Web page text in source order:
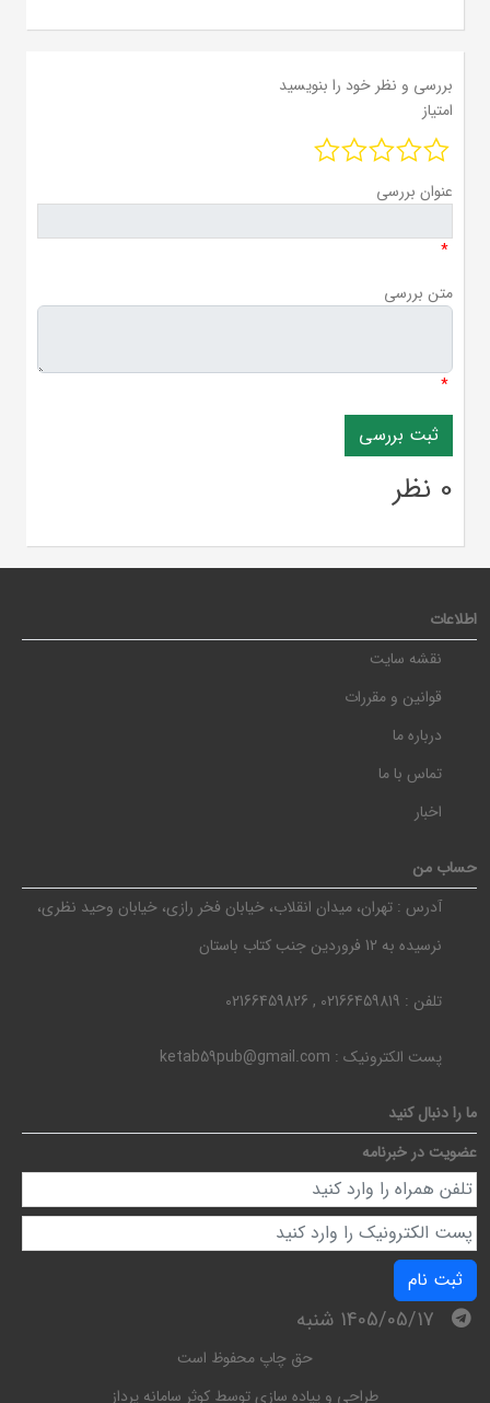
بررسی و نظر خود را بنویسید
امتیاز
عنوان بررسی
*
متن بررسی
*
0 نظر
اطلاعات
نقشه سایت
قوانین و مقررات
درباره ما
تماس با ما
اخبار
حساب من
آدرس : تهران، میدان انقلاب، خیابان فخر رازی، خیابان وحید نظری،
نرسیده به 12 فروردین جنب کتاب باستان
تلفن : 02166459819 , 02166459826
پست الکترونیک : ketab59pub@gmail.com
ما را دنبال کنید
عضویت در خبرنامه
ثبت نام
1405/05/17 شنبه
حق چاپ محفوظ است
طراحی و پیاده سازی توسط کوثر سامانه پرداز